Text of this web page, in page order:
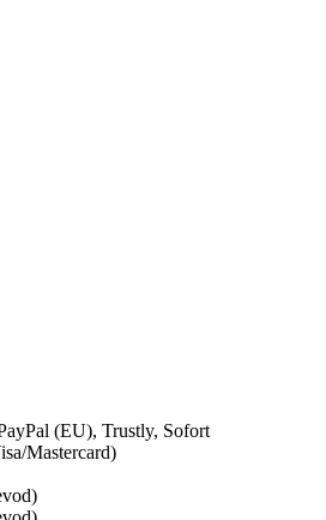
(EU), Trustly, Sofort
Mastercard)